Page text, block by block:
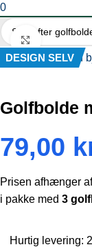
0
DESIGN SELV
Click to
Golfbolde
79,00
Prisen afhænger
i pakke med 3
Hurtig levering: